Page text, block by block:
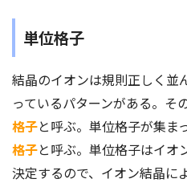
単位格子
結晶のイオンは規則正しく並
っているパターンがある。そ
格子と呼ぶ。単位格子が集ま
格子と呼ぶ。単位格子はイオ
決定するので、イオン結晶に